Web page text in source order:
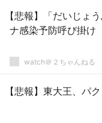
【悲報】「だいじょ
ナ感染予防呼び掛け
watch＠２ちゃんねる
【悲報】東大王、パ